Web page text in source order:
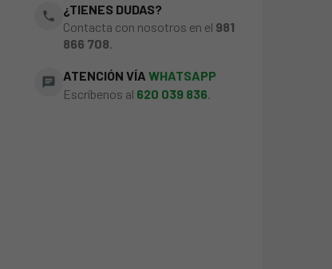
phone
¿TIENES DUDAS?
Contacta con nosotros en el 981
866 708.
chat ATENCIÓN VÍAWHATSAPP
Escríbenos al 620 039 836